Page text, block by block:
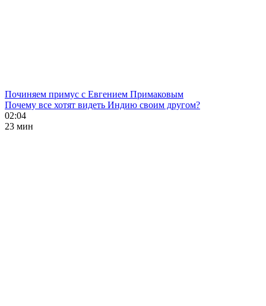
Починяем примус с Евгением Примаковым
Почему все хотят видеть Индию своим другом?
02:04
23 мин